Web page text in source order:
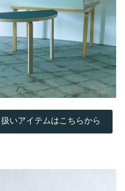
いアイテムはこちらから